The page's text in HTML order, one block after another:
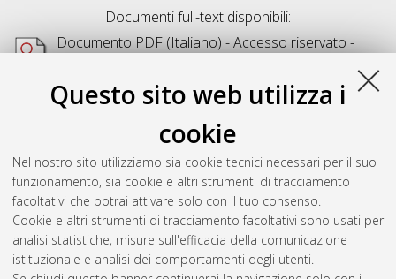
Questo sito web utilizza i
cookie
Nel nostro sito utilizziamo sia cookie tecnici necessari per il suo
funzionamento, sia cookie e altri strumenti di tracciamento
facoltativi che potrai attivare solo con il tuo consenso.
Cookie e altri strumenti di tracciamento facoltativi sono usati per
analisi statistiche, misure sull'efficacia della comunicazione
istituzionale e analisi dei comportamenti degli utenti.
Documenti full-text disponibili:
Documento PDF(Italiano) - Accesso riservato -
Acrobat Reader
Download (17MB)
Abstract
Altri metadati
Gestione del documento: